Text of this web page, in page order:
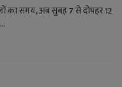
का समय, अब सुबह 7 से दोपहर 12